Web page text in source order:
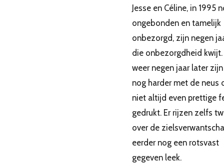
Jesse en Céline, in 1995
ongebonden en tamelijk
onbezorgd, zijn negen
die onbezorgdheid kwijt.
weer negen jaar later
nog harder met de neus
niet altijd even prettige
gedrukt. Er rijzen zelfs
over de
eerder nog een rotsvast
gegeven leek.